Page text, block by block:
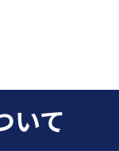
いて